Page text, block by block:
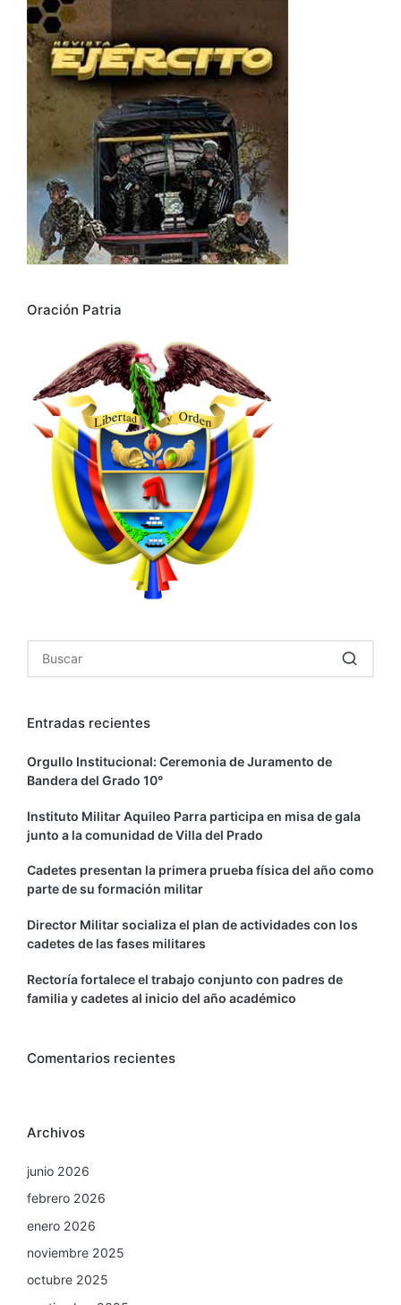
Oración Patria
Entradas recientes
Orgullo Institucional: Ceremonia de Juramento de
Bandera del Grado 10°
Instituto Militar Aquileo Parra participa en misa de gala
junto a la comunidad de Villa del Prado
Cadetes presentan la primera prueba física del año como
parte de su formación militar
Director Militar socializa el plan de actividades con los
cadetes de las fases militares
Rectoría fortalece el trabajo conjunto con padres de
familia y cadetes al inicio del año académico
Comentarios recientes
Archivos
junio 2026
febrero 2026
enero 2026
noviembre 2025
octubre 2025